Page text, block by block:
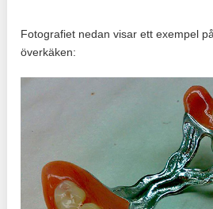
Fotografiet nedan visar ett exempel
överkäken: